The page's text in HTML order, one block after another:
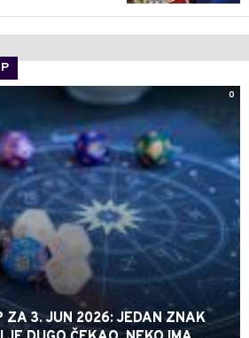
0
ZA 3. JUN 2026: JEDAN ZNAK